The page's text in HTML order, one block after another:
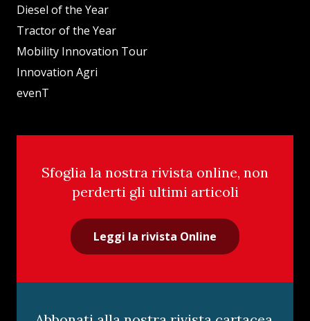
Diesel of the Year
Tractor of the Year
Mobility Innovation Tour
Innovation Agri
evenT
Sfoglia la nostra rivista online, non
perderti gli ultimi articoli
Leggi la rivista Online